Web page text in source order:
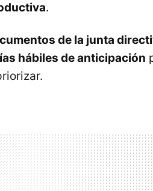
.
de la junta
hábiles de anticipación